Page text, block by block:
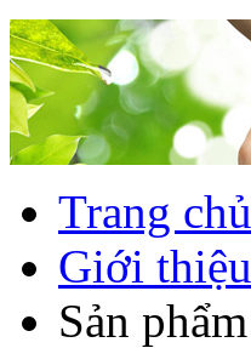
Trang chủ
Giới thiệu
Sản phẩm